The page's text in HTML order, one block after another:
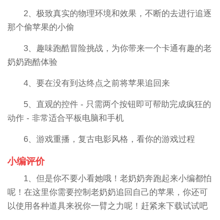
2、极致真实的物理环境和效果，不断的去进行追逐
那个偷苹果的小偷
3、趣味跑酷冒险挑战，为你带来一个卡通有趣的老
奶奶跑酷体验
4、要在没有到达终点之前将苹果追回来
5、直观的控件 - 只需两个按钮即可帮助完成疯狂的
动作 - 非常适合平板电脑和手机
6、游戏重播，复古电影风格，看你的游戏过程
小编评价
1、但是你不要小看她哦！老奶奶奔跑起来小编都怕
呢！在这里你需要控制老奶奶追回自己的苹果，你还可
以使用各种道具来祝你一臂之力呢！赶紧来下载试试吧